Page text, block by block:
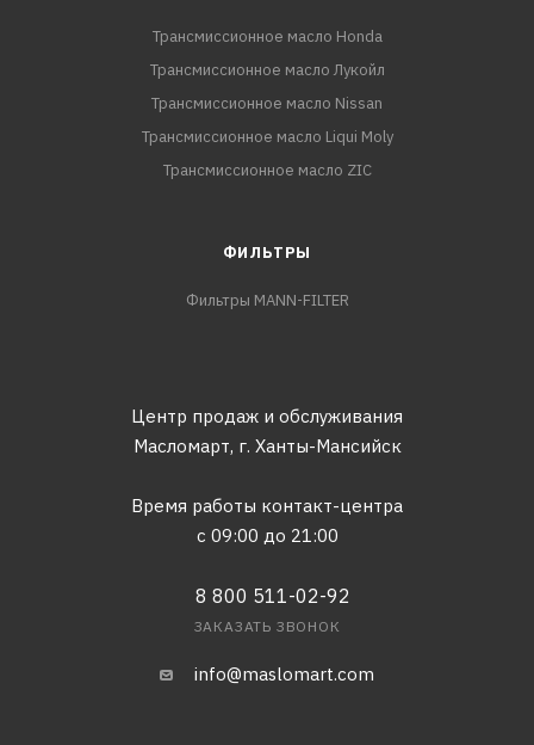
Трансмиссионное масло Honda
Трансмиссионное масло Лукойл
Трансмиссионное масло Nissan
Трансмиссионное масло Liqui Moly
Трансмиссионное масло ZIC
ФИЛЬТРЫ
Фильтры MANN-FILTER
Центр продаж и обслуживания
Масломарт, г. Ханты-Мансийск
Время работы контакт-центра
с 09:00 до 21:00
8 800 511-02-92
ЗАКАЗАТЬ ЗВОНОК
info@maslomart.com